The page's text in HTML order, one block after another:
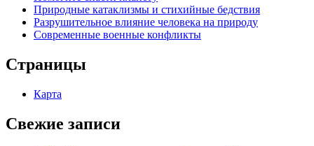
Природные катаклизмы и стихийные бедствия
Разрушительное влияние человека на природу
Современные военные конфликты
Страницы
Карта
Свежие записи